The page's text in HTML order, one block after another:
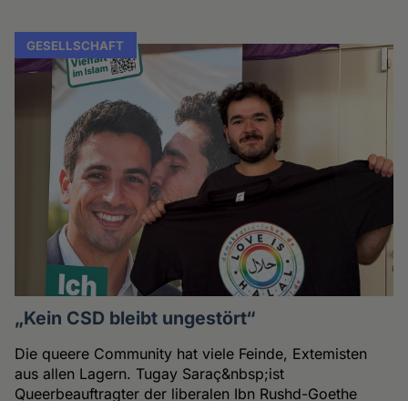
GESELLSCHAFT
„Kein CSD bleibt ungestört“
Die queere Community hat viele Feinde, Extemisten
aus allen Lagern. Tugay Saraç&nbsp;ist
Queerbeauftragter der liberalen Ibn Rushd-Goethe